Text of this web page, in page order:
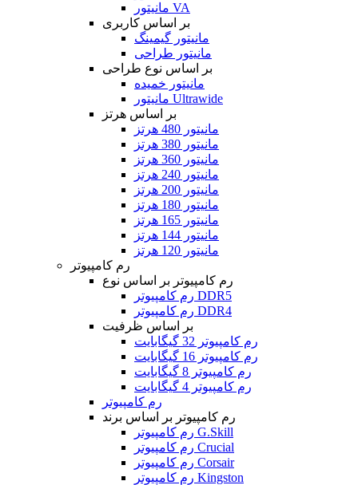
مانیتور VA
بر اساس کاربری
مانیتور گیمینگ
مانیتور طراحی
بر اساس نوع طراحی
مانیتور خمیده
مانیتور Ultrawide
بر اساس هرتز
مانیتور 480 هرتز
مانیتور 380 هرتز
مانیتور 360 هرتز
مانیتور 240 هرتز
مانیتور 200 هرتز
مانیتور 180 هرتز
مانیتور 165 هرتز
مانیتور 144 هرتز
مانیتور 120 هرتز
رم کامپیوتر
رم کامپیوتر بر اساس نوع
رم کامپیوتر DDR5
رم کامپیوتر DDR4
بر اساس ظرفیت
رم کامپیوتر 32 گیگابایت
رم کامپیوتر 16 گیگابایت
رم کامپیوتر 8 گیگابایت
رم کامپیوتر 4 گیگابایت
رم کامپیوتر
رم کامپیوتر بر اساس برند
رم کامپیوتر G.Skill
رم کامپیوتر Crucial
رم کامپیوتر Corsair
رم کامپیوتر Kingston